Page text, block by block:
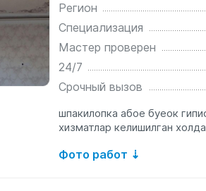
Регион
Специализация
Мастер проверен
24/7
Срочный вызов
шпакилопка абое буеок
хизматлар келишилган
Фото работ ⇣